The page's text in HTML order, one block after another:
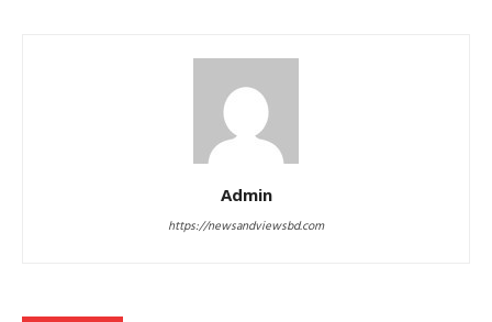
Admin
https://newsandviewsbd.com